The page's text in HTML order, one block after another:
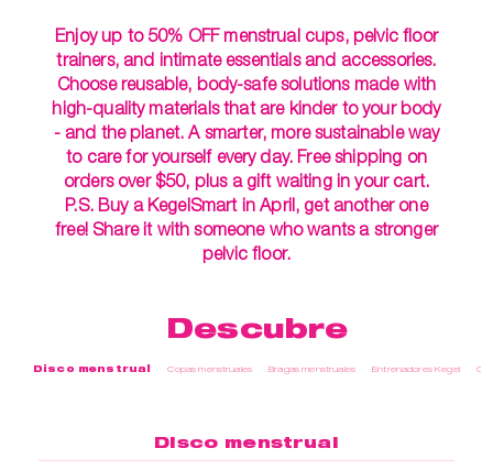
Enjoy up to 50% OFF menstrual cups, pelvic floor
trainers, and intimate essentials and accessories.
Choose reusable, body-safe solutions made with
high-quality materials that are kinder to your body
- and the planet. A smarter, more sustainable way
to care for yourself every day. Free shipping on
orders over $50, plus a gift waiting in your cart.
P.S. Buy a KegelSmart in April, get another one
free! Share it with someone who wants a stronger
pelvic floor.
Descubre
Disco menstrual Copas menstruales Bragas menstruales Entrenadores Kegel
Disco menstrual